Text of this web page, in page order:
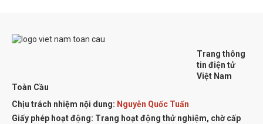
Trang thông
tin điện tử
Việt Nam
Toàn Cầu
Chịu trách nhiệm nội dung: Nguyễn Quốc Tuấn
Giấy phép hoạt động: Trang hoạt động thử nghiệm, chờ cấp